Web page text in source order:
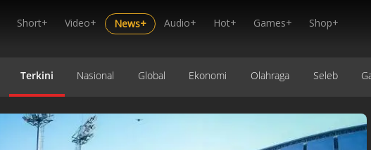
Short+ Video+ News+ Audio+ Hot+ Games+ Shop+
Terkini Nasional Global Ekonomi Olahraga Seleb